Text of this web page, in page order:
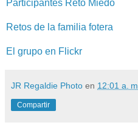
Participantes Reto Miedo
Retos de la familia fotera
El grupo en Flickr
JR Regaldie Photo en 12:01 a. m.
Compartir